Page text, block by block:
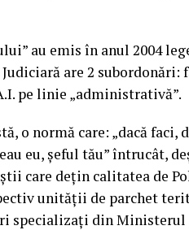
au emis în anul 2004
are 2 subordonări:
pe linie „administrativă”.
o normă care: „dacă faci,
eu, șeful tău” întrucât,
care dețin calitatea de
unității de parchet
specializaţi din Ministerul